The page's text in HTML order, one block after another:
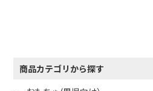
商品カテゴリから探す